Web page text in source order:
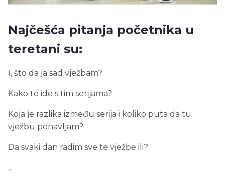
Najčešća pitanja početnika u
teretani su:
I, što da ja sad vježbam?
Kako to ide s tim serijama?
Koja je razlika između serija i koliko puta da tu
vježbu ponavljam?
Da svaki dan radim sve te vježbe ili?
...